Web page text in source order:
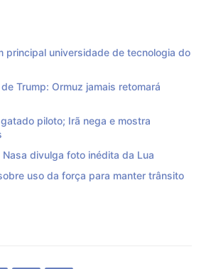
principal universidade de tecnologia do
Trump: Ormuz jamais retomará
piloto; Irã nega e mostra
divulga foto inédita da Lua
uso da força para manter trânsito